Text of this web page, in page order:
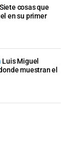
Siete cosas que
en su primer
Luis Miguel
muestran el